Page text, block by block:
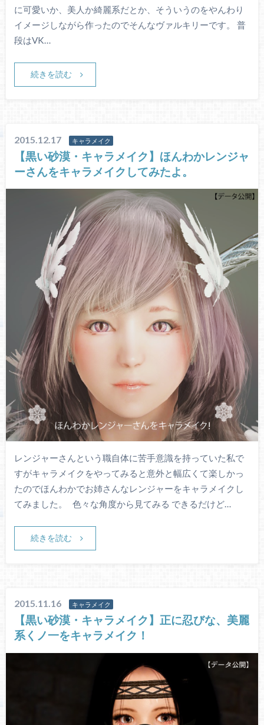
に可愛いか、美人か綺麗系だとか、そういうのをやんわり
イメージしながら作ったのでそんなヴァルキリーです。 普
段はVK…
続きを読む
2015.12.17 キャラメイク
【黒い砂漠・キャラメイク】ほんわかレンジャ
ーさんをキャラメイクしてみたよ。
レンジャーさんという職自体に苦手意識を持っていた私で
すがキャラメイクをやってみると意外と幅広くて楽しかっ
たのでほんわかでお姉さんなレンジャーをキャラメイクし
てみました。 色々な角度から見てみる できるだけど…
続きを読む
2015.11.16 キャラメイク
【黒い砂漠・キャラメイク】正に忍びな、美麗
系くノ一をキャラメイク！